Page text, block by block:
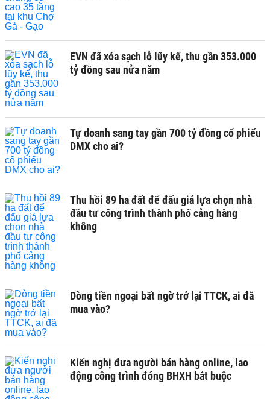
EVN đã xóa sạch lỗ lũy kế, thu gần 353.000
tỷ đồng sau nửa năm
Tự doanh sang tay gần 700 tỷ đồng cổ phiếu
DMX cho ai?
Thu hồi 89 ha đất để đấu giá lựa chọn nhà
đầu tư công trình thành phố cảng hàng
không
Dòng tiền ngoại bất ngờ trở lại TTCK, ai đã
mua vào?
Kiến nghị đưa người bán hàng online, lao
động công trình đóng BHXH bắt buộc